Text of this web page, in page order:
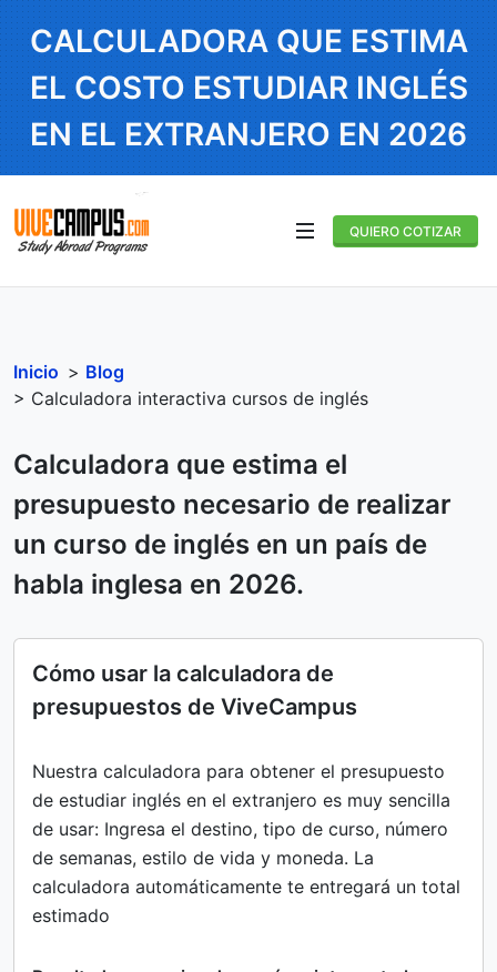
CALCULADORA QUE ESTIMA
EL COSTO ESTUDIAR INGLÉS
EN EL EXTRANJERO EN 2026
QUIERO COTIZAR
Inicio > Blog
> Calculadora interactiva cursos de inglés
Calculadora que estima el
presupuesto necesario de realizar
un curso de inglés en un país de
habla inglesa en 2026.
Cómo usar la calculadora de
presupuestos de ViveCampus
Nuestra calculadora para obtener el presupuesto
de estudiar inglés en el extranjero es muy sencilla
de usar: Ingresa el destino, tipo de curso, número
de semanas, estilo de vida y moneda. La
calculadora automáticamente te entregará un total
estimado